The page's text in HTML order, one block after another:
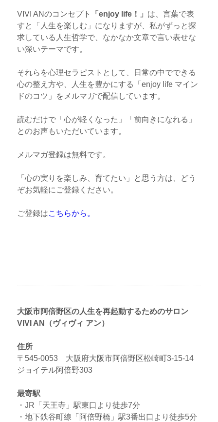
VIVI ANのコンセプト 「enjoy life！」 は、言葉で表
すと「人生を楽しむ」になりますが、私がずっと探
求している人生哲学で、なかなか文章で言い表せな
い深いテーマです。
それらを心理セラピストとして、日常の中でできる
心の整え方や、人生を豊かにする「enjoy life マイン
ドのコツ」をメルマガで配信しています。
読むだけで「心が軽くなった」「前向きになれる」
とのお声もいただいています。
メルマガ登録は無料です。
「心の実りを楽しみ、育てたい」と思う方は、どう
ぞお気軽にご登録ください。
ご登録はこちらから。
大阪市阿倍野区の人生を再起動するためのサロン
VIVI AN（ヴィヴィ アン）
住所
〒545-0053 大阪府大阪市阿倍野区松崎町3-15-14
ジョイテル阿倍野303
最寄駅
・JR「天王寺」駅東口より徒歩7分
・地下鉄谷町線「阿倍野橋」駅3番出口より徒歩5分